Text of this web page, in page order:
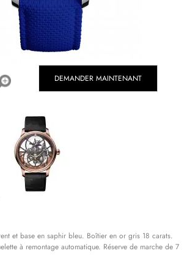
DEMANDER MAINTENANT
et base en saphir bleu. Boîtier en or gris 18 carats.
à remontage automatique. Réserve de marche de 7